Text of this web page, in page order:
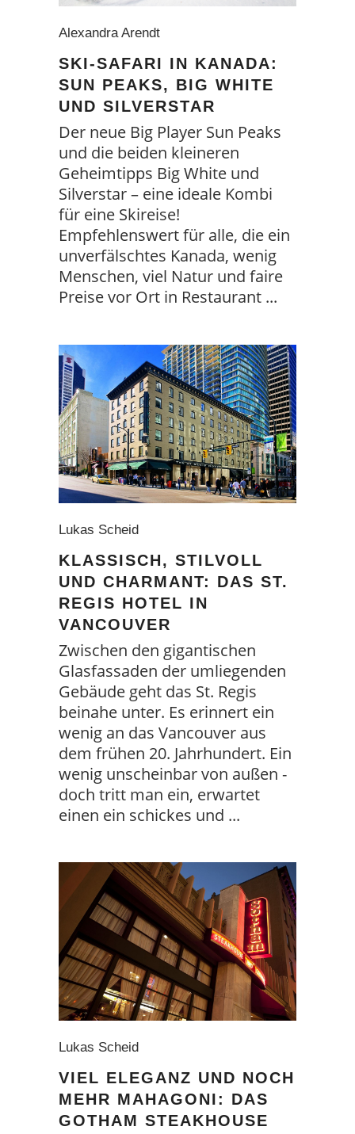
Alexandra Arendt
SKI-SAFARI IN KANADA:
SUN PEAKS, BIG WHITE
UND SILVERSTAR
Der neue Big Player Sun Peaks
und die beiden kleineren
Geheimtipps Big White und
Silverstar – eine ideale Kombi
für eine Skireise!
Empfehlenswert für alle, die ein
unverfälschtes Kanada, wenig
Menschen, viel Natur und faire
Preise vor Ort in Restaurant
Lukas Scheid
KLASSISCH, STILVOLL
UND CHARMANT: DAS ST.
REGIS HOTEL IN
VANCOUVER
Zwischen den gigantischen
Glasfassaden der umliegenden
Gebäude geht das St. Regis
beinahe unter. Es erinnert ein
wenig an das Vancouver aus
dem frühen 20. Jahrhundert. Ein
wenig unscheinbar von außen -
doch tritt man ein, erwartet
einen ein schickes und
Lukas Scheid
VIEL ELEGANZ UND NOCH
MEHR MAHAGONI: DAS
GOTHAM STEAKHOUSE